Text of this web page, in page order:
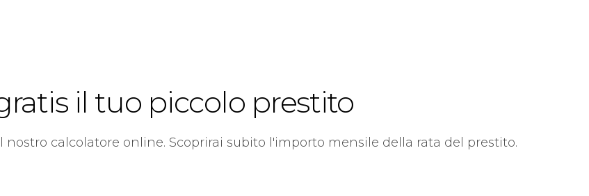
il tuo piccolo prestito
calcolatore online. Scoprirai subito l'importo mensile della rata del prestito.